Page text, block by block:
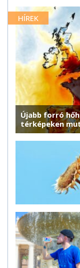
HÍREK
Újabb forró
térképeken